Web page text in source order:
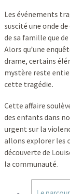
Les événements
suscité une onde
de sa famille que
Alors qu’une
drame, certains
mystère reste
cette tragédie.
Cette affaire
des enfants dans
urgent sur la
allons explorer les
découverte de
la communauté.